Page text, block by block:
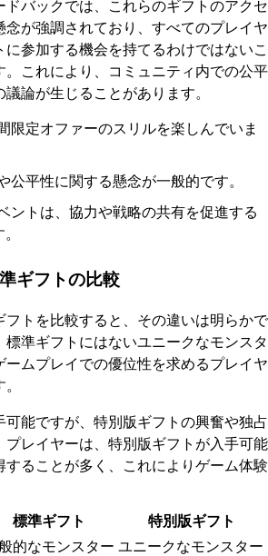
ドバックでは、これらのギフトのアクセ
念が強調されており、すべてのプレイヤ
参加する機会を持てるわけではないこ
。これにより、コミュニティ内での公平
論が生じることがあります。
限定オファーのスリルを楽しんでいま
公平性に関する懸念が一般的です。
ントは、協力や戦略の共有を促進する
ギフトの比較
フトを比較すると、その違いは明らかで
準ギフトにはないユニークなモンスタ
ームプレイでの優位性を求めるプレイヤ
能ですが、特別版ギフトの興奮や独占
プレイヤーは、特別版ギフトが入手可能
することが多く、これによりゲーム体験
標準ギフト
特別版ギフト
的なモンスター ユニークなモンスター